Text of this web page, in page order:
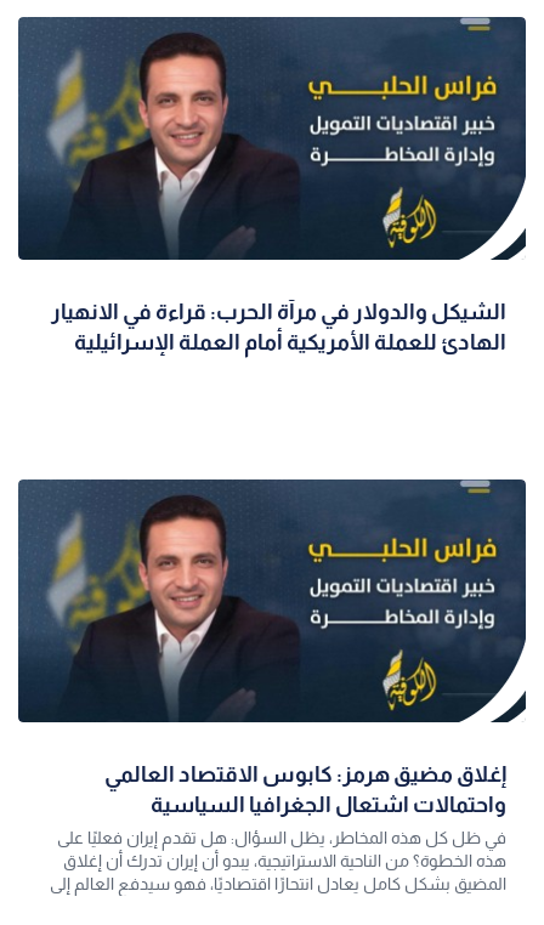
الشيكل والدولار في مرآة الحرب: قراءة في الانهيار
الهادئ للعملة الأمريكية أمام العملة الإسرائيلية
إغلاق مضيق هرمز: كابوس الاقتصاد العالمي
واحتمالات اشتعال الجغرافيا السياسية
في ظل كل هذه المخاطر، يظل السؤال: هل تقدم إيران فعليًا على
هذه الخطوة؟ من الناحية الاستراتيجية، يبدو أن إيران تدرك أن إغلاق
المضيق بشكل كامل يعادل انتحارًا اقتصاديًا، فهو سيدفع العالم إلى